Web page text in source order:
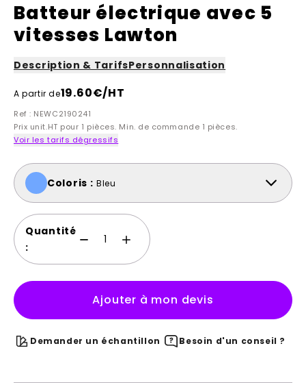
Batteur électrique avec 5
vitesses Lawton
Description & TarifsPersonnalisation
A partir de19.60€/HT
Ref : NEWC2190241
Prix unit.HT pour 1 pièces. Min. de commande 1 pièces.
Voir les tarifs dégressifs
Coloris : Bleu
Quantité
:
Ajouter à mon devis
Demander un échantillon Besoin d'un conseil ?